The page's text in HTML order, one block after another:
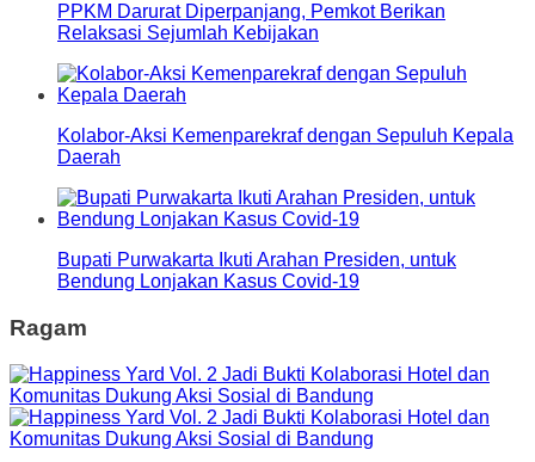
PPKM Darurat Diperpanjang, Pemkot Berikan
Relaksasi Sejumlah Kebijakan
Kolabor-Aksi Kemenparekraf dengan Sepuluh Kepala
Daerah
Bupati Purwakarta Ikuti Arahan Presiden, untuk
Bendung Lonjakan Kasus Covid-19
Ragam